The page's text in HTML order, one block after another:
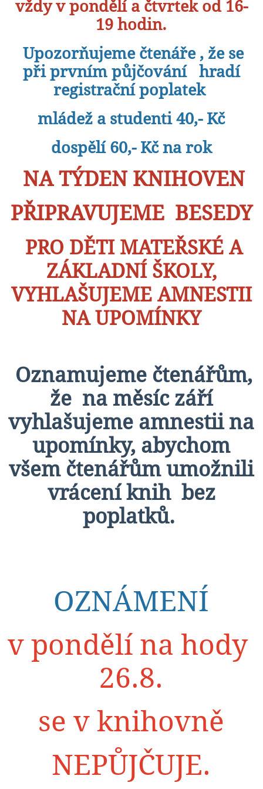
vždy v pondělí a čtvrtek od 16-
19 hodin.
Upozorňujeme čtenáře , že se
při prvním půjčování hradí
registrační poplatek
mládež a studenti 40,- Kč
dospělí 60,- Kč na rok
NA TÝDEN KNIHOVEN
PŘIPRAVUJEME BESEDY
PRO DĚTI MATEŘSKÉ A
ZÁKLADNÍ ŠKOLY,
VYHLAŠUJEME AMNESTII
NA UPOMÍNKY
Oznamujeme čtenářům,
že na měsíc září
vyhlašujeme amnestii na
upomínky, abychom
všem čtenářům umožnili
vrácení knih bez
poplatků.
OZNÁMENÍ
v pondělí na hody
26.8.
se v knihovně
NEPŮJČUJE.